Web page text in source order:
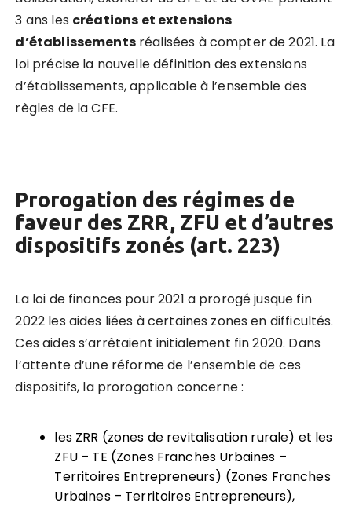
3 ans les créations et extensions
d’établissementsréalisées à compter de 2021. La
loi précise la nouvelle définition des extensions
d’établissements, applicable à l’ensemble des
règles de la CFE.
Prorogation des régimes de
faveur des ZRR, ZFU et d’autres
dispositifs zonés (art. 223)
La loi de finances pour 2021 a prorogé jusque fin
2022 les aides liées à certaines zones en difficultés.
Ces aides s’arrêtaient initialement fin 2020. Dans
l’attente d’une réforme de l’ensemble de ces
dispositifs, la prorogation concerne :
les ZRR (zones de revitalisation rurale) et les
ZFU – TE (Zones Franches Urbaines –
Territoires Entrepreneurs) (Zones Franches
Urbaines – Territoires Entrepreneurs),